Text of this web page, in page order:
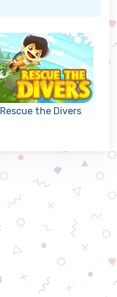
Rescue the Divers
mogelijk is de
duikers redden?